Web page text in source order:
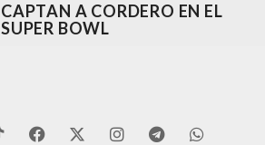
CAPTAN A CORDERO EN EL
SUPER BOWL